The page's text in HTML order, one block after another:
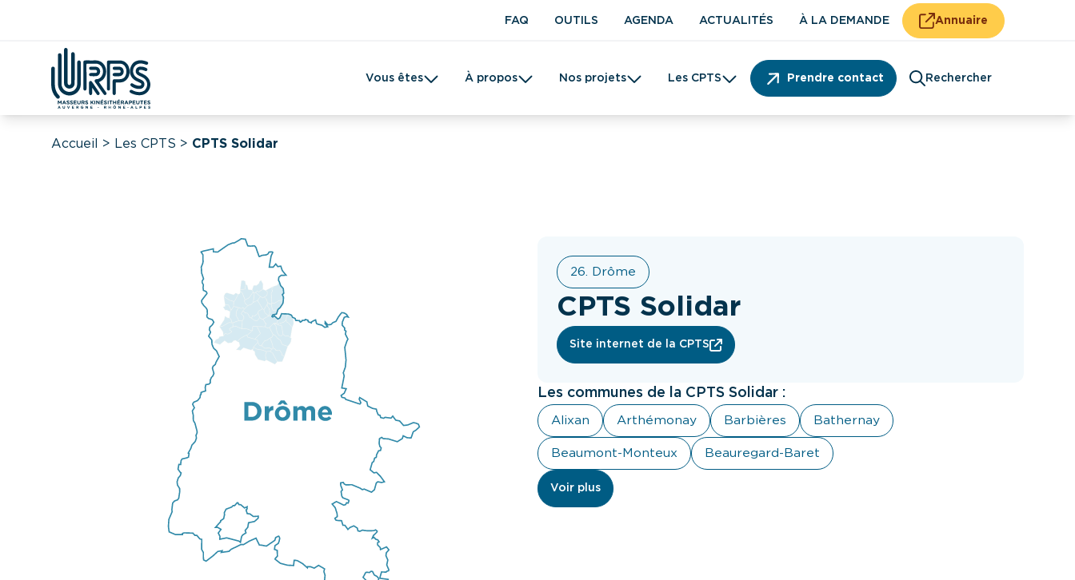
FAQ OUTILS AGENDA ACTUALITÉS À LA DEMANDE Annuaire
Vous êtes À propos Nos projets Les CPTS Prendre contact Rechercher
Covid DAC CPTS Démographie
Accueil > Les CPTS > CPTS Solidar
26. Drôme
CPTS Solidar
Site internet de la CPTS
Les communes de la CPTS Solidar :
Alixan Arthémonay Barbières Bathernay
Beaumont-Monteux Beauregard-Baret
Voir plus